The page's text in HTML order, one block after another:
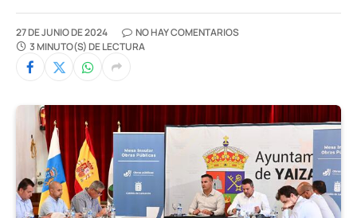
27 DE JUNIO DE 2024
NO HAY COMENTARIOS
3 MINUTO(S) DE LECTURA